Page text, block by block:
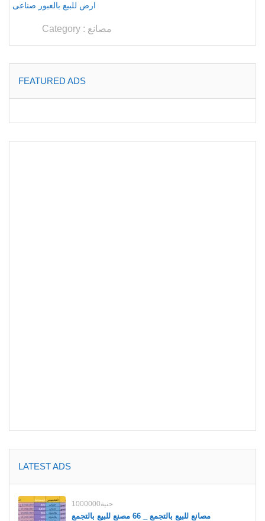
ارض للبيع بالعبور صناعى
Category : مصانع
FEATURED ADS
LATEST ADS
1000000جنية
مصانع للبيع بالتجمع _ 66 مصنع للبيع بالتجمع